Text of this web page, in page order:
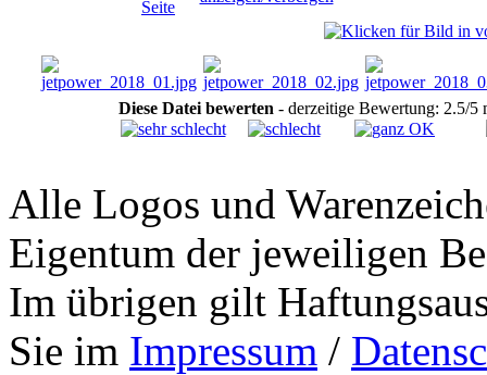
Diese Datei bewerten - derzeitige Bewertung: 2.5/5
Alle Logos und
Eigentum der jeweiligen
Im übrigen gilt
Sie im Impressum /